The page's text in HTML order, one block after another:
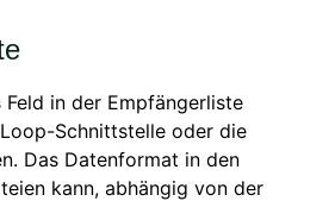
Feld in der Empfängerliste
Schnittstelle oder die
Das Datenformat in den
kann, abhängig von der